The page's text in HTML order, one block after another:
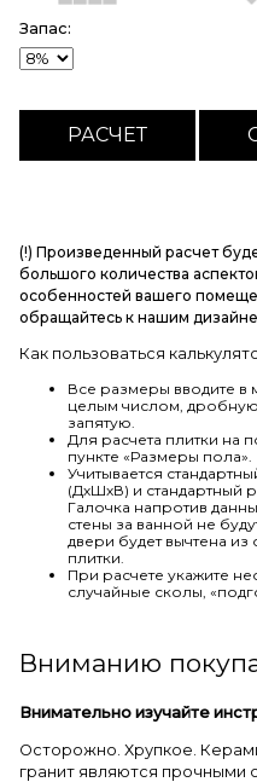
Запас:
(!) Произведенный расчет
большого количества
особенностей вашего
обращайтесь к нашим
Как пользоваться
Все размеры вводите в
целым числом, дробную
запятую.
Для расчета плитки на
пункте «Размеры пола».
Учитывается
(ДхШхВ) и стандартный
Галочка напротив
стены за ванной не
двери будет вычтена
плитки.
При расчете укажите
случайные сколы,
Вниманию
Внимательно изучайте
Осторожно. Хрупкое.
гранит являются прочными